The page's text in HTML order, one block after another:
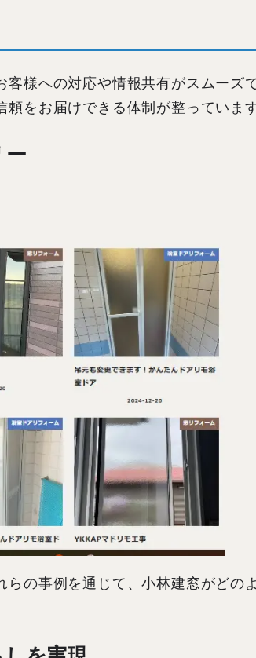
様への対応や情報共有がスムーズ
をお届けできる体制が整っています
の事例を通じて、小林建窓がどの